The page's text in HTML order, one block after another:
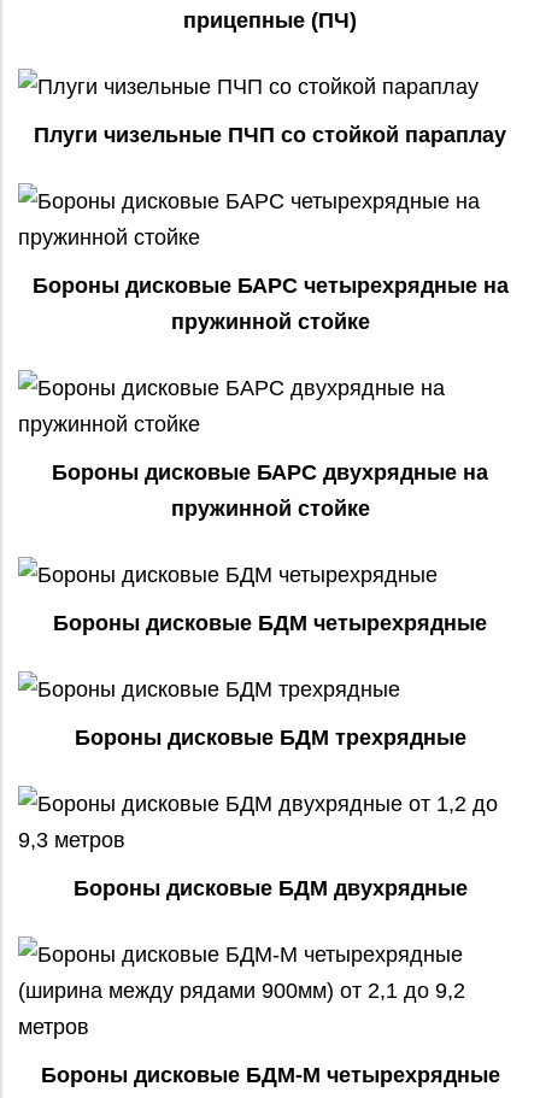
прицепные (ПЧ)
Плуги чизельные ПЧП со стойкой параплау
Бороны дисковые БАРС четырехрядные на
пружинной стойке
Бороны дисковые БАРС двухрядные на
пружинной стойке
Бороны дисковые БДМ четырехрядные
Бороны дисковые БДМ трехрядные
Бороны дисковые БДМ двухрядные
Бороны дисковые БДМ-М четырехрядные